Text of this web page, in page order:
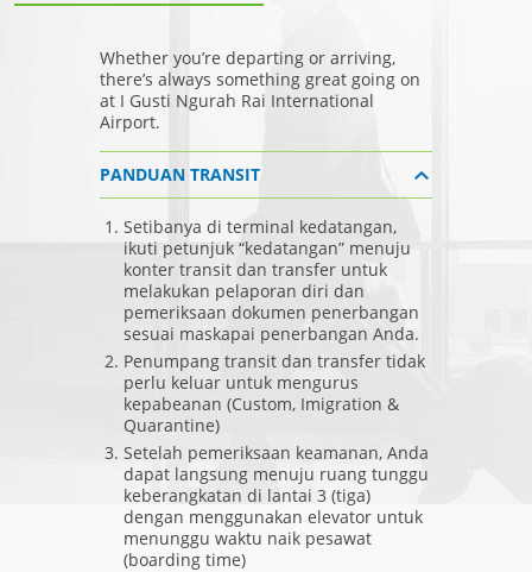
Whether you’re departing or arriving,
there’s always something great going on
at I Gusti Ngurah Rai International
Airport.
PANDUAN TRANSIT
Setibanya di terminal kedatangan,
ikuti petunjuk “kedatangan” menuju
konter transit dan transfer untuk
melakukan pelaporan diri dan
pemeriksaan dokumen penerbangan
sesuai maskapai penerbangan Anda.
Penumpang transit dan transfer tidak
perlu keluar untuk mengurus
kepabeanan (Custom, Imigration &
Quarantine)
Setelah pemeriksaan keamanan, Anda
dapat langsung menuju ruang tunggu
keberangkatan di lantai 3 (tiga)
dengan menggunakan elevator untuk
menunggu waktu naik pesawat
(boarding time)